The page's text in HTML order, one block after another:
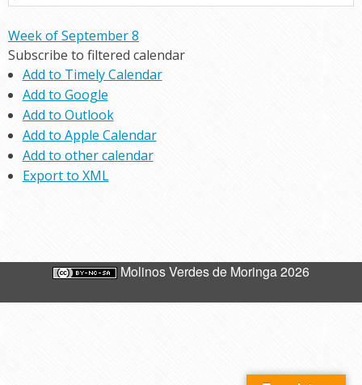
Week of September 8
Subscribe to filtered calendar
Add to Timely Calendar
Add to Google
Add to Outlook
Add to Apple Calendar
Add to other calendar
Export to XML
Molinos Verdes de Moringa 2026